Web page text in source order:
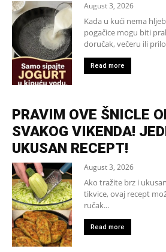
August 3, 2026
Kada u kući nema
pogačice mogu biti
doručak, večeru ili
Read more
PRAVIM OVE ŠNICLE
SVAKOG VIKENDA!
UKUSAN RECEPT!
August 3, 2026
Ako tražite brz i
tikvice, ovaj recept
ručak...
Read more